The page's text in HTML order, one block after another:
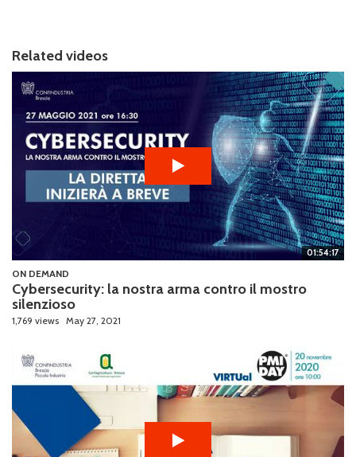
Related videos
01:54:17
ON DEMAND
Cybersecurity: la nostra arma contro il mostro
silenzioso
1,769 views May 27, 2021